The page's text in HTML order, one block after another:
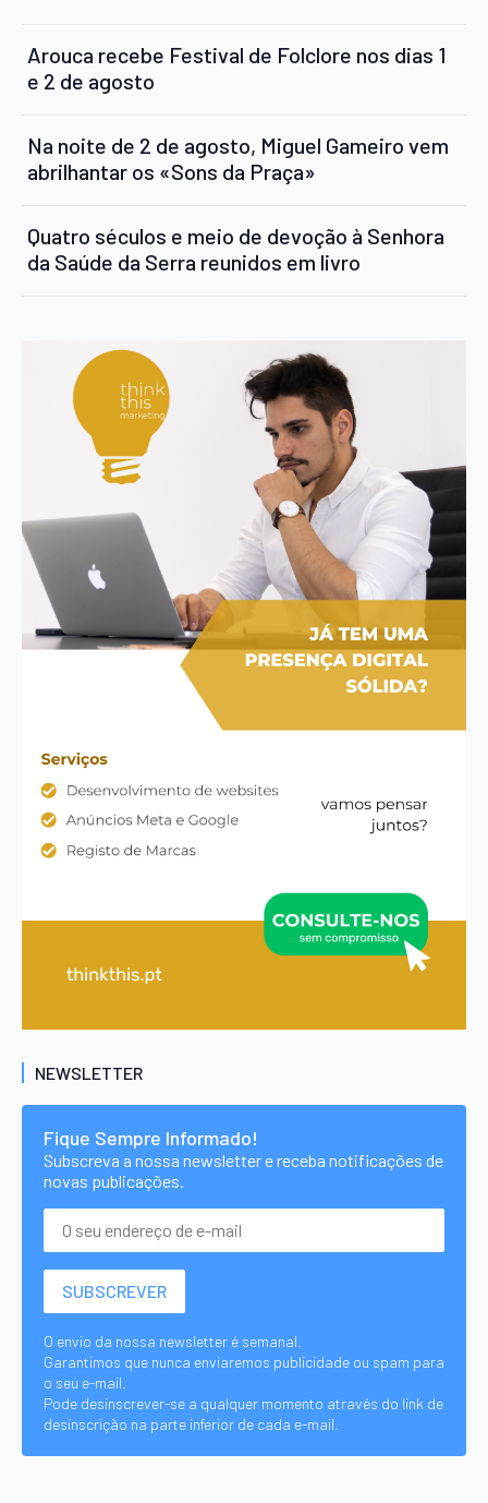
Arouca recebe Festival de Folclore nos dias 1
e 2 de agosto
Na noite de 2 de agosto, Miguel Gameiro vem
abrilhantar os «Sons da Praça»
Quatro séculos e meio de devoção à Senhora
da Saúde da Serra reunidos em livro
NEWSLETTER
Fique Sempre Informado!
Subscreva a nossa newsletter e receba notificações de
novas publicações.
O envio da nossa newsletter é semanal.
Garantimos que nunca enviaremos publicidade ou spam para
o seu e-mail.
Pode desinscrever-se a qualquer momento através do link de
desinscrição na parte inferior de cada e-mail.